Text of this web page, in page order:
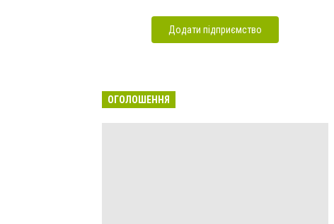
Додати підприємство
ОГОЛОШЕННЯ